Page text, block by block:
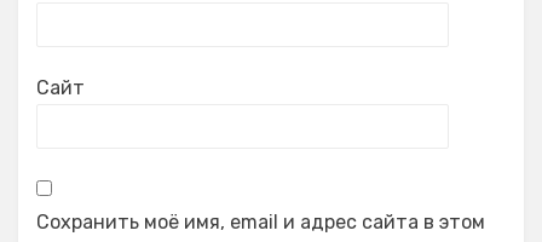
Сайт
Сохранить моё имя, email и адрес сайта в этом